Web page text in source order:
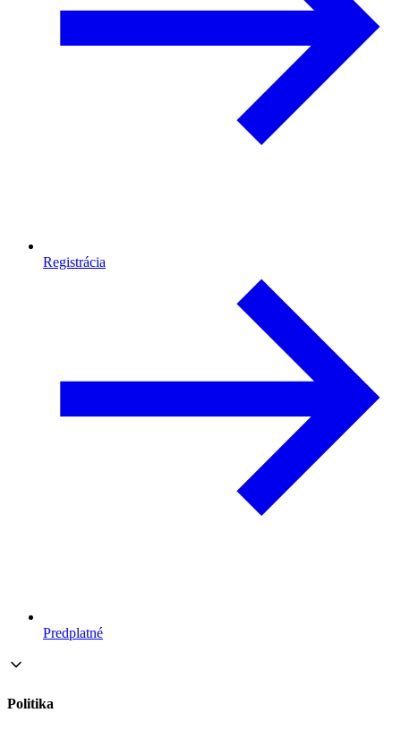
Registrácia
Predplatné
Politika